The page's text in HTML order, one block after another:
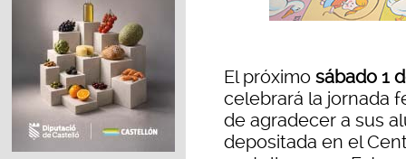
El próximo sábado 1
celebrará la jornada
de agradecer a sus
depositada en el